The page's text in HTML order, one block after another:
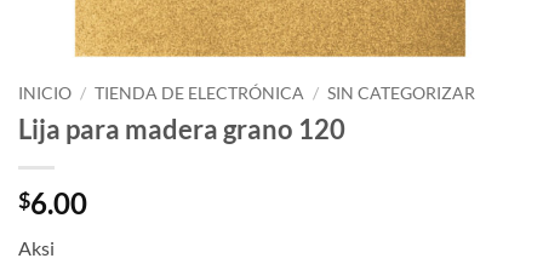
INICIO / TIENDA DE ELECTRÓNICA / SIN CATEGORIZAR
Lija para madera grano 120
$6.00
Aksi